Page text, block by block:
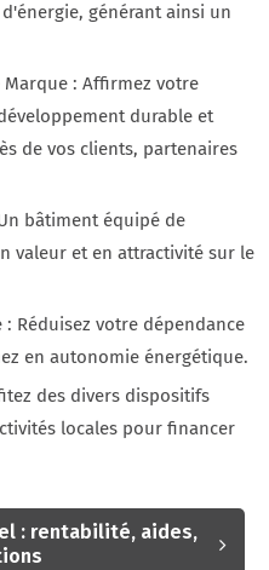
générant ainsi un
: Affirmez votre
durable et
de vos clients, partenaires
bâtiment équipé de
valeur et en attractivité sur le
Réduisez votre dépendance
en autonomie énergétique.
des divers dispositifs
locales pour financer
: rentabilité, aides,